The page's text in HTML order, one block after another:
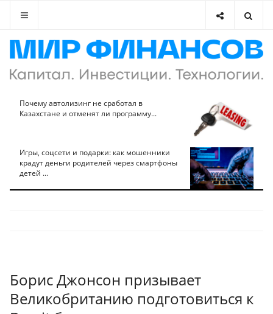
Почему автолизинг не сработал в
Казахстане и отменят ли программу...
Игры, соцсети и подарки: как мошенники
крадут деньги родителей через смартфоны
детей ...
Борис Джонсон призывает
Великобританию подготовиться к